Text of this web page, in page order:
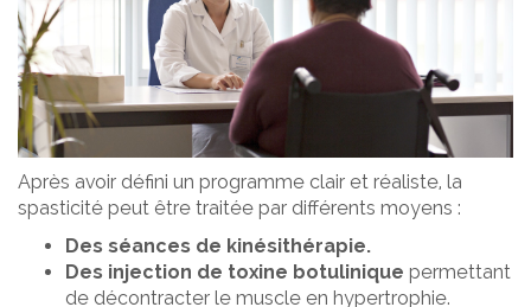
Après avoir défini un programme clair et réaliste, la
spasticité peut être traitée par différents moyens :
Des séances de kinésithérapie.
Des injection de toxine botulinique permettant
de décontracter le muscle en hypertrophie.